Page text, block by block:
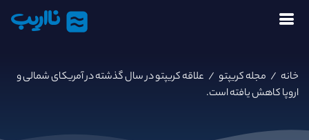
نااریب
خانه / مجله کریپتو / علاقه کریپتو در سال گذشته در آمریکای شمالی و
اروپا کاهش یافته است.